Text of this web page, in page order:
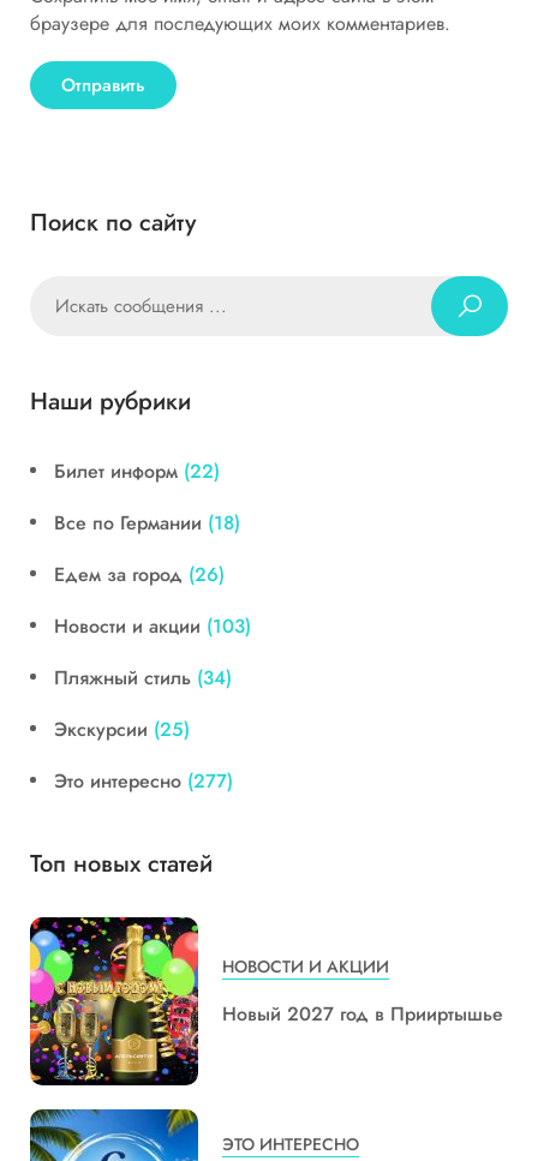
браузере для последующих моих комментариев.
Поиск по сайту
Наши рубрики
Билет информ (22)
Все по Германии (18)
Едем за город (26)
Новости и акции (103)
Пляжный стиль (34)
Экскурсии (25)
Это интересно (277)
Топ новых статей
НОВОСТИ И АКЦИИ
Новый 2027 год в Прииртышье
ЭТО ИНТЕРЕСНО